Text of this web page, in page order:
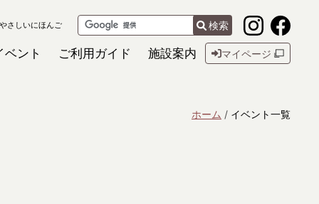
さしいにほんご 検索
ベント ご利用ガイド 施設案内 マイページ
ホーム イベント一覧